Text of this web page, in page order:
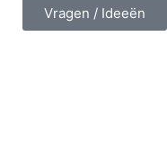
Vragen / Ideeën